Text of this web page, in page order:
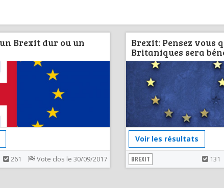
Brexit dur ou un
261 Vote clos le 30/09/2017
Brexit: Pensez vous
Britaniques sera
Voir les résultats
BREXIT 131